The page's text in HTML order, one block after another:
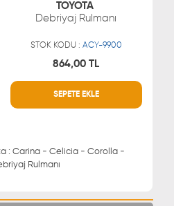
TOYOTA
Debriyaj Rulmanı
STOK KODU : ACY-9900
864,00 TL
SEPETE EKLE
: Carina - Celicia - Corolla -
Rulmanı
MÜŞTERİ HİZMETLERİ